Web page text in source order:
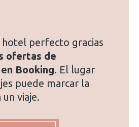
hotel perfecto gracias
ofertas de
Booking. El lugar
puede marcar la
viaje.